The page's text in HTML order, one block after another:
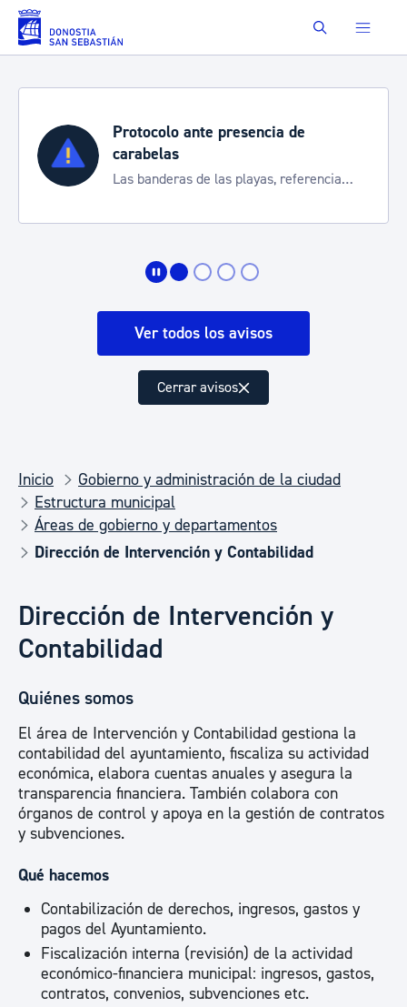
Saltar al contenido principal Buscar
Protocolo ante presencia de
carabelas
Las banderas de las playas, referencia
Ver todos los avisos
Cerrar avisos
Inicio
Gobierno y administración de la ciudad
Estructura municipal
Áreas de gobierno y departamentos
Dirección de Intervención y Contabilidad
Dirección de Intervención y
Contabilidad
Quiénes somos
El área de Intervención y Contabilidad gestiona la
contabilidad del ayuntamiento, fiscaliza su actividad
económica, elabora cuentas anuales y asegura la
transparencia financiera. También colabora con
órganos de control y apoya en la gestión de contratos
y subvenciones.
Qué hacemos
Contabilización de derechos, ingresos, gastos y
pagos del Ayuntamiento.
Fiscalización interna (revisión) de la actividad
económico-financiera municipal: ingresos, gastos,
contratos, convenios, subvenciones etc.